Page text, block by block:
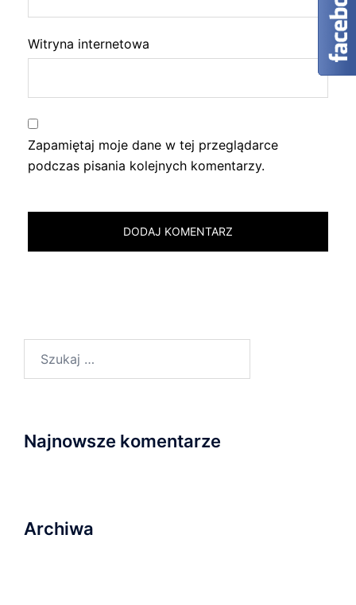
Witryna internetowa
Zapamiętaj moje dane w tej przeglądarce
podczas pisania kolejnych komentarzy.
Najnowsze komentarze
Archiwa